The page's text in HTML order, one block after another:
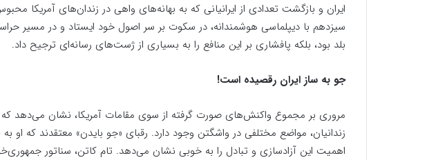
ایران و بازگشت تعدادی از ایرانیانی که به بهانه‌های واهی در زندان‌های آمریکا
سیزدهم با دیپلماسی هوشمندانه، در سکوت بر سر اصول خود ایستاد و در مسیر حراست
بلد بود، بلکه پافشاری بر این منافع را به بسیاری از ژست‌های رسانه‌ای ترجیح داد.
جو به ساز ایران رقصیده است!
مروری بر مجموع واکنش‌های صورت گرفته از سوی مقامات آمریکا، نشان می‌دهد که
زندانیان، مواضع مختلفی در واشگتن وجود دارد. رقبای «جو بایدن» معتقدند که او
اهمیت این آزادسازی و تبادل را به خوبی نشان می‌دهد. تام کاتن، سناتور